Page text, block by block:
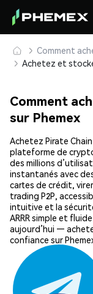
Comment
Comment
sur Phemex
Achetez Pirate Chain
plateforme de
des millions
instantanés avec
cartes de crédit,
trading P2P,
intuitive et la
ARRR simple et
aujourd’hui —
confiance sur